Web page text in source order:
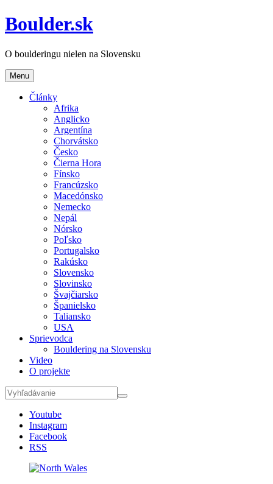
Boulder.sk
O boulderingu nielen na Slovensku
Menu
Články
Afrika
Anglicko
Argentína
Chorvátsko
Česko
Čierna Hora
Fínsko
Francúzsko
Macedónsko
Nemecko
Nepál
Nórsko
Poľsko
Portugalsko
Rakúsko
Slovensko
Slovinsko
Švajčiarsko
Španielsko
Taliansko
USA
Sprievodca
Bouldering na Slovensku
Video
O projekte
Youtube
Instagram
Facebook
RSS